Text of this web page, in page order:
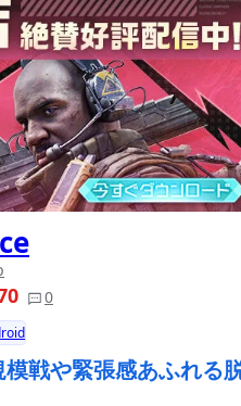
0
戦や緊張感あふれる